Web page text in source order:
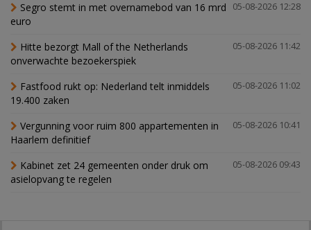
05-08-2026 12:28
Segro stemt in met overnamebod van 16 mrd
euro
05-08-2026 11:42
Hitte bezorgt Mall of the Netherlands
onverwachte bezoekerspiek
05-08-2026 11:02
Fastfood rukt op: Nederland telt inmiddels
19.400 zaken
05-08-2026 10:41
Vergunning voor ruim 800 appartementen in
Haarlem definitief
05-08-2026 09:43
Kabinet zet 24 gemeenten onder druk om
asielopvang te regelen